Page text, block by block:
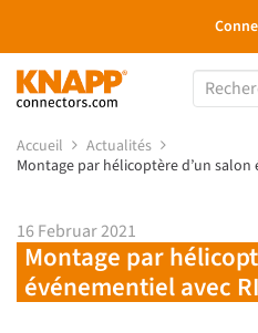
Accueil
Actualités
Montage par hélicoptère d’un salon
16 Februar 2021
Montage par
événementiel avec